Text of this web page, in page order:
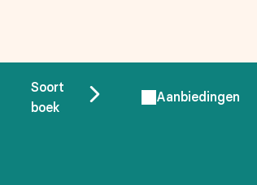
Soort
boek
Aanbiedingen